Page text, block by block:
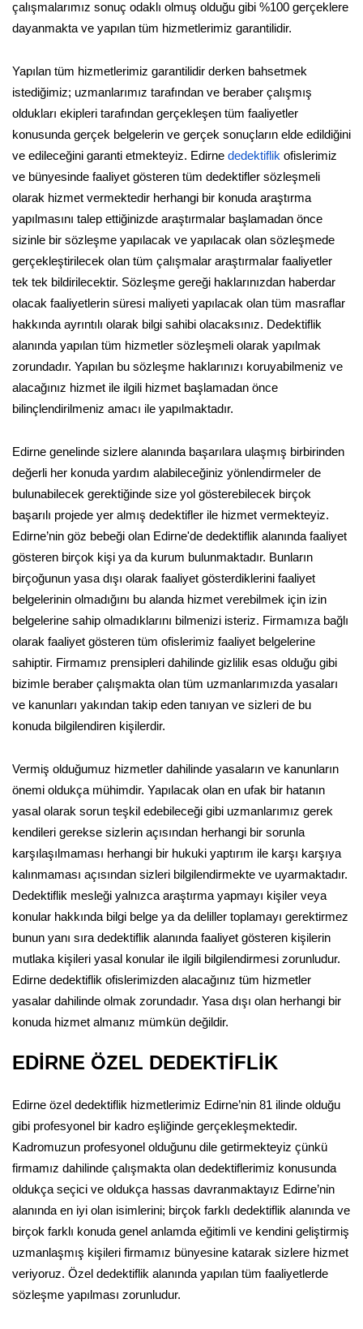
çalışmalarımız sonuç odaklı olmuş olduğu gibi %100 gerçeklere
dayanmakta ve yapılan tüm hizmetlerimiz garantilidir.
Yapılan tüm hizmetlerimiz garantilidir derken bahsetmek
istediğimiz; uzmanlarımız tarafından ve beraber çalışmış
oldukları ekipleri tarafından gerçekleşen tüm faaliyetler
konusunda gerçek belgelerin ve gerçek sonuçların elde edildiğini
ve edileceğini garanti etmekteyiz. Edirne dedektiflik ofislerimiz
ve bünyesinde faaliyet gösteren tüm dedektifler sözleşmeli
olarak hizmet vermektedir herhangi bir konuda araştırma
yapılmasını talep ettiğinizde araştırmalar başlamadan önce
sizinle bir sözleşme yapılacak ve yapılacak olan sözleşmede
gerçekleştirilecek olan tüm çalışmalar araştırmalar faaliyetler
tek tek bildirilecektir. Sözleşme gereği haklarınızdan haberdar
olacak faaliyetlerin süresi maliyeti yapılacak olan tüm masraflar
hakkında ayrıntılı olarak bilgi sahibi olacaksınız. Dedektiflik
alanında yapılan tüm hizmetler sözleşmeli olarak yapılmak
zorundadır. Yapılan bu sözleşme haklarınızı koruyabilmeniz ve
alacağınız hizmet ile ilgili hizmet başlamadan önce
bilinçlendirilmeniz amacı ile yapılmaktadır.
Edirne genelinde sizlere alanında başarılara ulaşmış birbirinden
değerli her konuda yardım alabileceğiniz yönlendirmeler de
bulunabilecek gerektiğinde size yol gösterebilecek birçok
başarılı projede yer almış dedektifler ile hizmet vermekteyiz.
Edirne’nin göz bebeği olan Edirne'de dedektiflik alanında faaliyet
gösteren birçok kişi ya da kurum bulunmaktadır. Bunların
birçoğunun yasa dışı olarak faaliyet gösterdiklerini faaliyet
belgelerinin olmadığını bu alanda hizmet verebilmek için izin
belgelerine sahip olmadıklarını bilmenizi isteriz. Firmamıza bağlı
olarak faaliyet gösteren tüm ofislerimiz faaliyet belgelerine
sahiptir. Firmamız prensipleri dahilinde gizlilik esas olduğu gibi
bizimle beraber çalışmakta olan tüm uzmanlarımızda yasaları
ve kanunları yakından takip eden tanıyan ve sizleri de bu
konuda bilgilendiren kişilerdir.
Vermiş olduğumuz hizmetler dahilinde yasaların ve kanunların
önemi oldukça mühimdir. Yapılacak olan en ufak bir hatanın
yasal olarak sorun teşkil edebileceği gibi uzmanlarımız gerek
kendileri gerekse sizlerin açısından herhangi bir sorunla
karşılaşılmaması herhangi bir hukuki yaptırım ile karşı karşıya
kalınmaması açısından sizleri bilgilendirmekte ve uyarmaktadır.
Dedektiflik mesleği yalnızca araştırma yapmayı kişiler veya
konular hakkında bilgi belge ya da deliller toplamayı gerektirmez
bunun yanı sıra dedektiflik alanında faaliyet gösteren kişilerin
mutlaka kişileri yasal konular ile ilgili bilgilendirmesi zorunludur.
Edirne dedektiflik ofislerimizden alacağınız tüm hizmetler
yasalar dahilinde olmak zorundadır. Yasa dışı olan herhangi bir
konuda hizmet almanız mümkün değildir.
EDİRNE ÖZEL DEDEKTİFLİK
Edirne özel dedektiflik hizmetlerimiz Edirne’nin 81 ilinde olduğu
gibi profesyonel bir kadro eşliğinde gerçekleşmektedir.
Kadromuzun profesyonel olduğunu dile getirmekteyiz çünkü
firmamız dahilinde çalışmakta olan dedektiflerimiz konusunda
oldukça seçici ve oldukça hassas davranmaktayız Edirne’nin
alanında en iyi olan isimlerini; birçok farklı dedektiflik alanında ve
birçok farklı konuda genel anlamda eğitimli ve kendini geliştirmiş
uzmanlaşmış kişileri firmamız bünyesine katarak sizlere hizmet
veriyoruz. Özel dedektiflik alanında yapılan tüm faaliyetlerde
sözleşme yapılması zorunludur.